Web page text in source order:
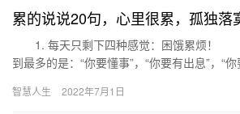
累的说说20句，心里很累，孤独落
1. 每天只剩下四种感觉：困饿累烦！
到最多的是：“你要懂事”，“你要有出息”，“
智慧人生 2022年7月1日